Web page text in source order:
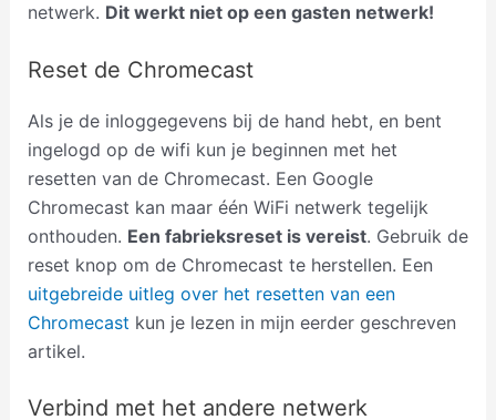
netwerk. Dit werkt niet op een gasten netwerk!
Reset de Chromecast
Als je de inloggegevens bij de hand hebt, en bent
ingelogd op de wifi kun je beginnen met het
resetten van de Chromecast. Een Google
Chromecast kan maar één WiFi netwerk tegelijk
onthouden. Een fabrieksreset is vereist. Gebruik de
reset knop om de Chromecast te herstellen. Een
uitgebreide uitleg over het resetten van een
Chromecast kun je lezen in mijn eerder geschreven
artikel.
Verbind met het andere netwerk